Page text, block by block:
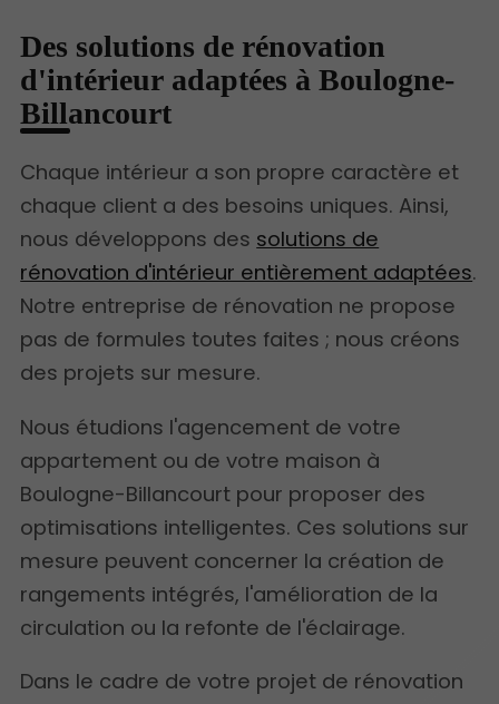
Des solutions de rénovation
d'intérieur adaptées à Boulogne-
Billancourt
Chaque intérieur a son propre caractère et
chaque client a des besoins uniques. Ainsi,
nous développons des solutions de
rénovation d'intérieur entièrement adaptées.
Notre entreprise de rénovation ne propose
pas de formules toutes faites ; nous créons
des projets sur mesure.
Nous étudions l'agencement de votre
appartement ou de votre maison à
Boulogne-Billancourt pour proposer des
optimisations intelligentes. Ces solutions sur
mesure peuvent concerner la création de
rangements intégrés, l'amélioration de la
circulation ou la refonte de l'éclairage.
Dans le cadre de votre projet de rénovation